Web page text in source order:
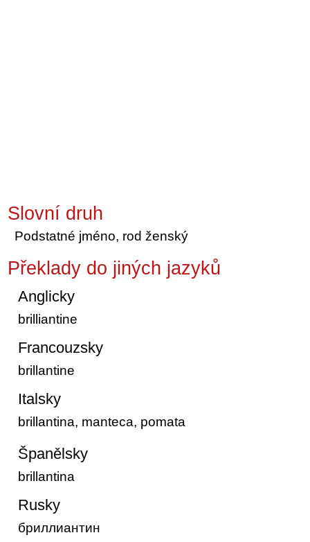
Slovní druh
Podstatné jméno, rod ženský
Překlady do jiných jazyků
Anglicky
brilliantine
Francouzsky
brillantine
Italsky
brillantina, manteca, pomata
Španělsky
brillantina
Rusky
бриллиантин